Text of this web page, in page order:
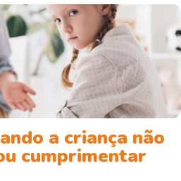
a criança não
cumprimentar